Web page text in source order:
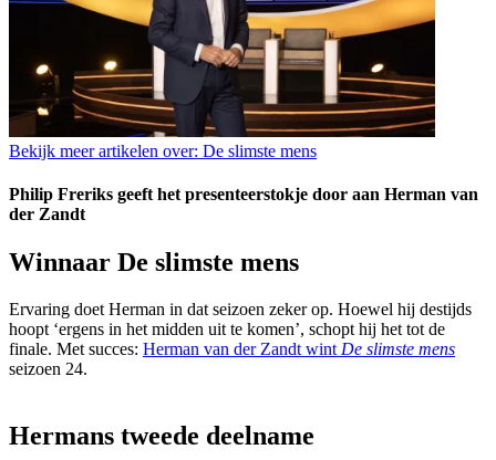
Bekijk meer artikelen over: De slimste mens
Philip Freriks geeft het presenteerstokje door aan Herman van
der Zandt
Winnaar De slimste mens
Ervaring doet Herman in dat seizoen zeker op. Hoewel hij destijds
hoopt ‘ergens in het midden uit te komen’, schopt hij het tot de
finale. Met succes: Herman van der Zandt wint De slimste mens
seizoen 24.
Hermans tweede deelname